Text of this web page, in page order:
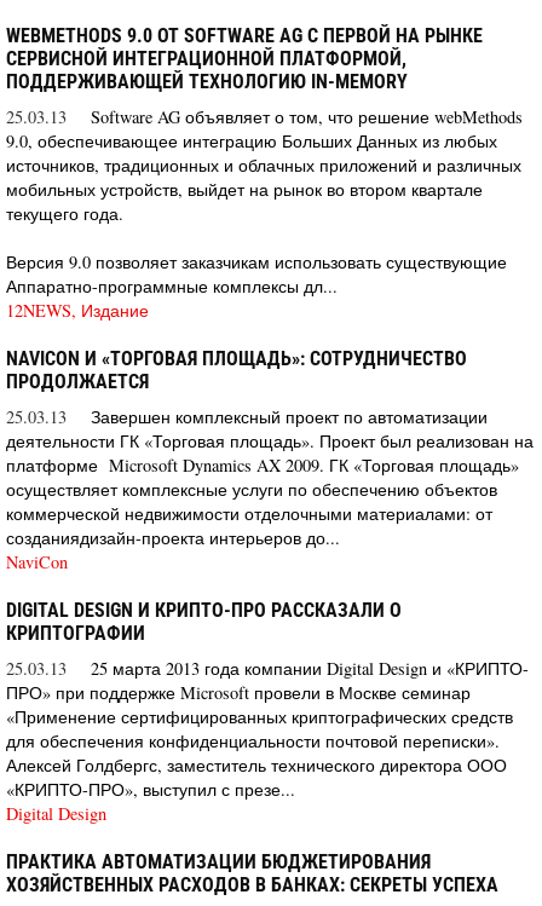
WEBMETHODS 9.0 ОТ SOFTWARE AG С ПЕРВОЙ НА РЫНКЕ
СЕРВИСНОЙ ИНТЕГРАЦИОННОЙ ПЛАТФОРМОЙ,
ПОДДЕРЖИВАЮЩЕЙ ТЕХНОЛОГИЮ IN-MEMORY
25.03.13
Software AG объявляет о том, что решение webMethods
9.0, обеспечивающее интеграцию Больших Данных из любых
источников, традиционных и облачных приложений и различных
мобильных устройств, выйдет на рынок во втором квартале
текущего года.
Версия 9.0 позволяет заказчикам использовать существующие
Аппаратно-программные комплексы дл...
12NEWS, Издание
NAVICON И «ТОРГОВАЯ ПЛОЩАДЬ»: СОТРУДНИЧЕСТВО
ПРОДОЛЖАЕТСЯ
25.03.13
Завершен комплексный проект по автоматизации
деятельности ГК «Торговая площадь». Проект был реализован на
платформе Microsoft Dynamics AX 2009. ГК «Торговая площадь»
осуществляет комплексные услуги по обеспечению объектов
коммерческой недвижимости отделочными материалами: от
созданиядизайн-проекта интерьеров до...
NaviCon
DIGITAL DESIGN И КРИПТО-ПРО РАССКАЗАЛИ О
КРИПТОГРАФИИ
25.03.13
25 марта 2013 года компании Digital Design и «КРИПТО-
ПРО» при поддержке Microsoft провели в Москве семинар
«Применение сертифицированных криптографических средств
для обеспечения конфиденциальности почтовой переписки».
Алексей Голдбергс, заместитель технического директора ООО
«КРИПТО-ПРО», выступил с презе...
Digital Design
ПРАКТИКА АВТОМАТИЗАЦИИ БЮДЖЕТИРОВАНИЯ
ХОЗЯЙСТВЕННЫХ РАСХОДОВ В БАНКАХ: СЕКРЕТЫ УСПЕХА